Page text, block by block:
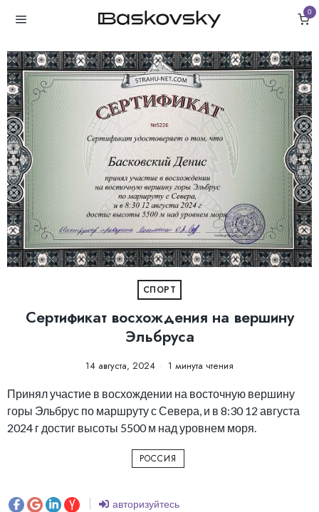
0
СПОРТ
Сертификат восхождения на вершину
Эльбруса
14 августа, 2024 1 минута чтения
Принял участие в восхождении на восточную вершину
горы Эльбрус по маршруту с Севера, и в 8:30 12 августа
2024 г достиг высоты 5500 м над уровнем моря.
РОССИЯ
авторизуйтесь